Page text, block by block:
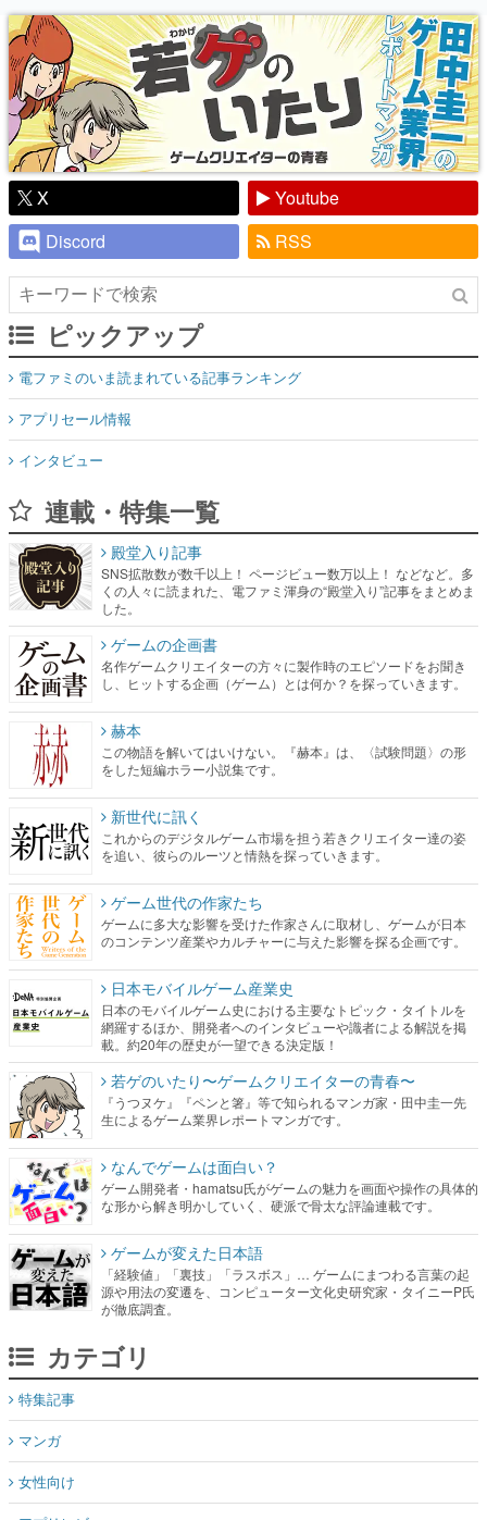
り】
X
Youtube
Discord
RSS
ピックアップ
電ファミのいま読まれている記事ランキング
アプリセール情報
インタビュー
連載・特集一覧
殿堂入り記事
SNS拡散数が数千以上！ ページビュー数万以上！ などなど。多
くの人々に読まれた、電ファミ渾身の“殿堂入り”記事をまとめま
した。
ゲームの企画書
名作ゲームクリエイターの方々に製作時のエピソードをお聞き
し、ヒットする企画（ゲーム）とは何か？を探っていきます。
赫本
この物語を解いてはいけない。『赫本』は、〈試験問題〉の形
をした短編ホラー小説集です。
新世代に訊く
これからのデジタルゲーム市場を担う若きクリエイター達の姿
を追い、彼らのルーツと情熱を探っていきます。
ゲーム世代の作家たち
ゲームに多大な影響を受けた作家さんに取材し、ゲームが日本
のコンテンツ産業やカルチャーに与えた影響を探る企画です。
日本モバイルゲーム産業史
日本のモバイルゲーム史における主要なトピック・タイトルを
網羅するほか、開発者へのインタビューや識者による解説を掲
載。約20年の歴史が一望できる決定版！
若ゲのいたり〜ゲームクリエイターの青春〜
『うつヌケ』『ペンと箸』等で知られるマンガ家・田中圭一先
生によるゲーム業界レポートマンガです。
なんでゲームは面白い？
ゲーム開発者・hamatsu氏がゲームの魅力を画面や操作の具体的
な形から解き明かしていく、硬派で骨太な評論連載です。
ゲームが変えた日本語
「経験値」「裏技」「ラスボス」… ゲームにまつわる言葉の起
源や用法の変遷を、コンピューター文化史研究家・タイニーP氏
が徹底調査。
カテゴリ
特集記事
マンガ
女性向け